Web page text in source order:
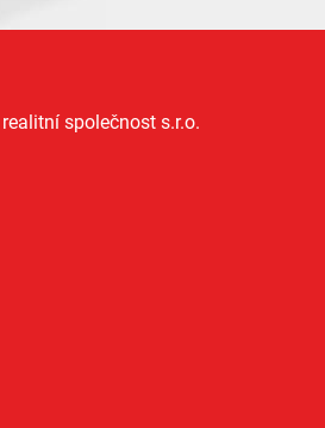
společnost s.r.o.